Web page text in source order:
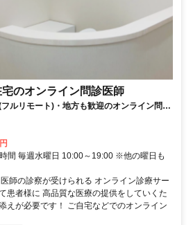
宅のオンライン問診医師
ルリモート)・地方も歓迎のオンライン問診
間 毎週水曜日 10:00～19:00 ※他の曜日も
師の診察が受けられる オンライン診療サー
患者様に 高品質な医療の提供をしていくた
えが必要です！ ご自宅などでのオンライン